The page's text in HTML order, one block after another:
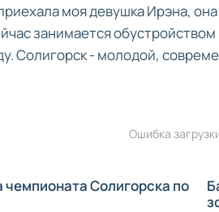
моя девушка Ирэна,
занимается
Солигорск - молодой,
Ошибка
чемпионата Солигорска по